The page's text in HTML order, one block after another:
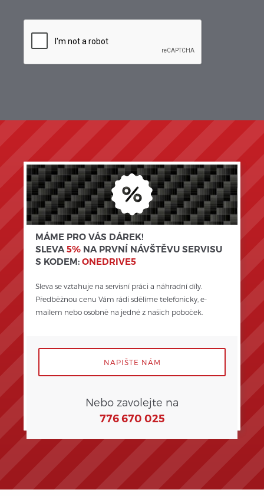
MÁME PRO VÁS DÁREK!
SLEVA5% NA PRVNÍ NÁVŠTĚVU SERVISU
S KODEM:ONEDRIVE5
Sleva se vztahuje na servisní práci a náhradní díly.
Předběžnou cenu Vám rádi sdělíme telefonicky, e-
mailem nebo osobně na jedné z našich poboček.
NAPIŠTE NÁM
Nebo zavolejte na
776 670 025